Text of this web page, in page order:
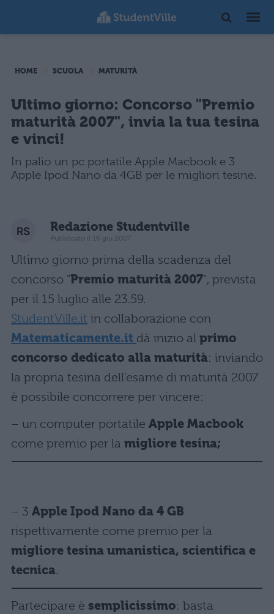
HOME SCUOLA MATURITÀ
Ultimo giorno: Concorso "Premio
maturità 2007", invia la tua tesina
e vinci!
In palio un pc portatile Apple Macbook e 3
Apple Ipod Nano da 4GB per le migliori tesine.
Redazione Studentville
Pubblicato il 16 giu 2007
Ultimo giorno prima della scadenza del
concorso "Premio maturità 2007", prevista
per il 15 luglio alle 23.59.
StudentVille.it in collaborazione con
Matematicamente.it dà inizio al primo
concorso dedicato alla maturità: inviando
la propria tesina dell’esame di maturità 2007
è possibile concorrere per vincere:
– un computer portatile Apple Macbook
come premio per la migliore tesina;
– 3 Apple Ipod Nano da 4 GB
rispettivamente come premio per la
migliore tesina umanistica, scientifica e
tecnica.
Partecipare è semplicissimo: basta